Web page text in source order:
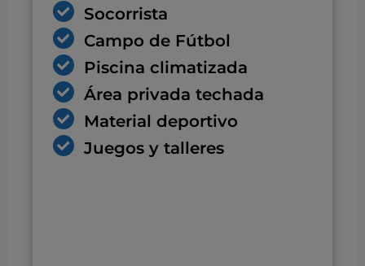
Socorrista
Campo de Fútbol
Piscina climatizada
Área privada techada
Material deportivo
Juegos y talleres